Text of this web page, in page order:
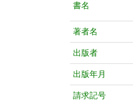
書名
著者名
出版者
出版年月
請求記号